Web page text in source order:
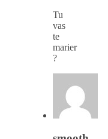
Tu
vas
te
marier
?